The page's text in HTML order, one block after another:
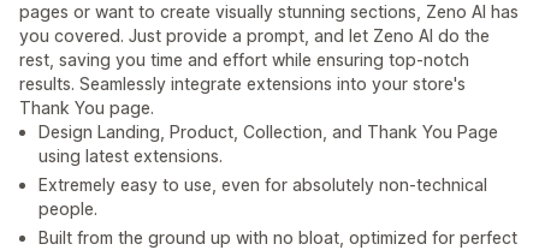
pages or want to create visually stunning sections, Zeno AI has
you covered. Just provide a prompt, and let Zeno AI do the
rest, saving you time and effort while ensuring top-notch
results. Seamlessly integrate extensions into your store's
Thank You page.
Design Landing, Product, Collection, and Thank You Page
using latest extensions.
Extremely easy to use, even for absolutely non-technical
people.
Built from the ground up with no bloat, optimized for perfect